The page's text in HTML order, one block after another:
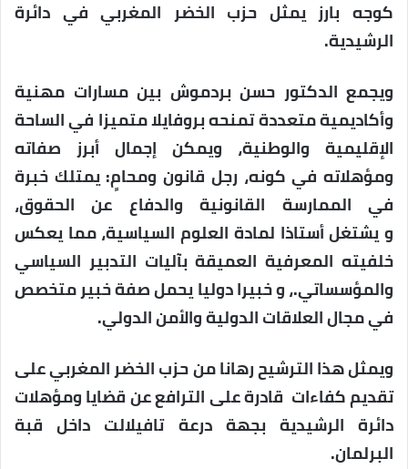
كوجه بارز يمثل حزب الخضر المغربي في دائرة
الرشيدية.
ويجمع الدكتور حسن بردموش بين مسارات مهنية
وأكاديمية متعددة تمنحه بروفايلا متميزا في الساحة
الإقليمية والوطنية، ويمكن إجمال أبرز صفاته
ومؤهلاته في كونه، رجل قانون ومحامٍ: يمتلك خبرة
في الممارسة القانونية والدفاع عن الحقوق،
و يشتغل أستاذا لمادة العلوم السياسية، مما يعكس
خلفيته المعرفية العميقة بآليات التدبير السياسي
والمؤسساتي.، و خبيرا دوليا يحمل صفة خبير متخصص
في مجال العلاقات الدولية والأمن الدولي.
ويمثل هذا الترشيح رهانا من حزب الخضر المغربي على
تقديم كفاءات قادرة على الترافع عن قضايا ومؤهلات
دائرة الرشيدية بجهة درعة تافيلالت داخل قبة
البرلمان.